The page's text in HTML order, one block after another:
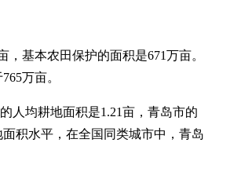
基本农田保护的面积是671万亩。
万亩。
均耕地面积是1.21亩，青岛市的
积水平，在全国同类城市中，青岛